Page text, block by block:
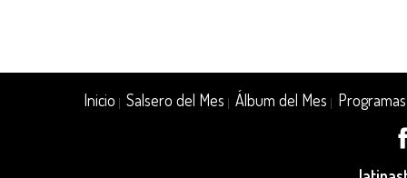
Inicio |Salsero del Mes |Álbum del Mes Programas